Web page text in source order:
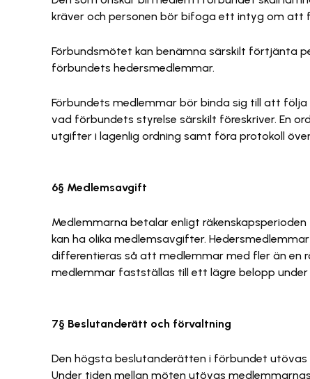
kräver och personen bör bifoga ett intyg om att
Förbundsmötet kan benämna särskilt förtjänta
förbundets hedersmedlemmar.
Förbundets medlemmar bör binda sig till att
vad förbundets styrelse särskilt föreskriver. En
utgifter i lagenlig ordning samt föra protokoll
6§ Medlemsavgift
Medlemmarna betalar enligt
kan ha olika medlemsavgifter.
differentieras så att medlemmar med fler än en
medlemmar fastställas till ett lägre belopp
7§ Beslutanderätt och förvaltning
Den högsta beslutanderätten i förbundet
Under tiden mellan möten utövas